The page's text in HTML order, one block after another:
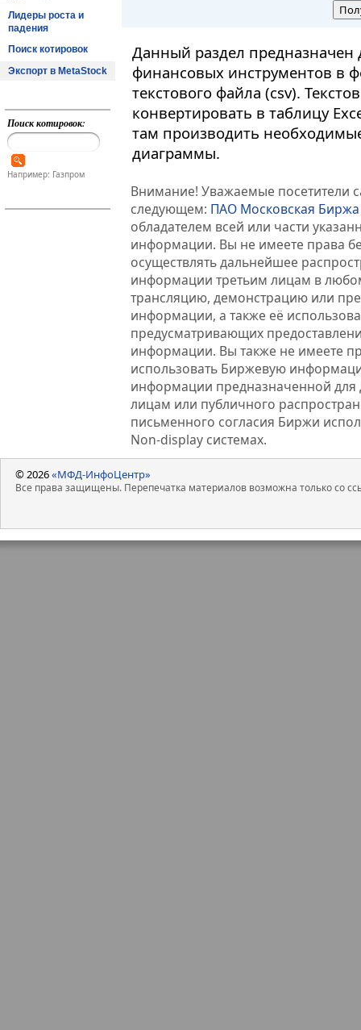
Лидеры роста и
падения
Поиск котировок
Экспорт в MetaStock
Поиск котировок:
Например: Газпром
Данный раздел
финансовых инструментов в
текстового файла (csv).
конвертировать в таблицу
там производить
диаграммы.
Внимание! Уважаемые посетители
следующем: ПАО Московская Биржа
обладателем всей или части
информации. Вы не имеете права
осуществлять дальнейшее
информации третьим лицам в
трансляцию, демонстрацию или
информации, а также её
предусматривающих
информации. Вы также не имеете
использовать Биржевую
информации предназначенной для
лицам или публичного
письменного согласия Биржи
Non-display системах.
© 2026«МФД-ИнфоЦентр»
Все права защищены. Перепечатка материалов возможна только со